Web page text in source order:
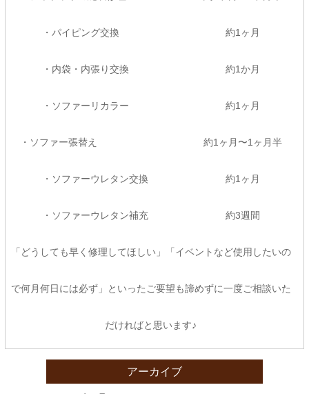
・パイピング交換 約1ヶ月
・内袋・内張り交換 約1か月
・ソファーリカラー 約1ヶ月
・ソファー張替え 約1ヶ月〜1ヶ月半
・ソファーウレタン交換 約1ヶ月
・ソファーウレタン補充 約3週間
「どうしても早く修理してほしい」「イベントなど使用したいの
で何月何日には必ず」といったご要望も諦めずに一度ご相談いた
だければと思います♪
アーカイブ